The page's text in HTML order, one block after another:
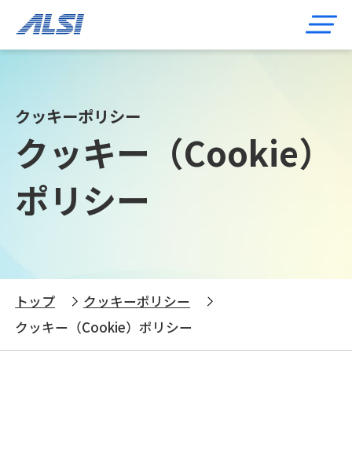
クッキーポリシー
クッキー（Cookie）
ポリシー
トップ
クッキーポリシー
クッキー（Cookie）ポリシー